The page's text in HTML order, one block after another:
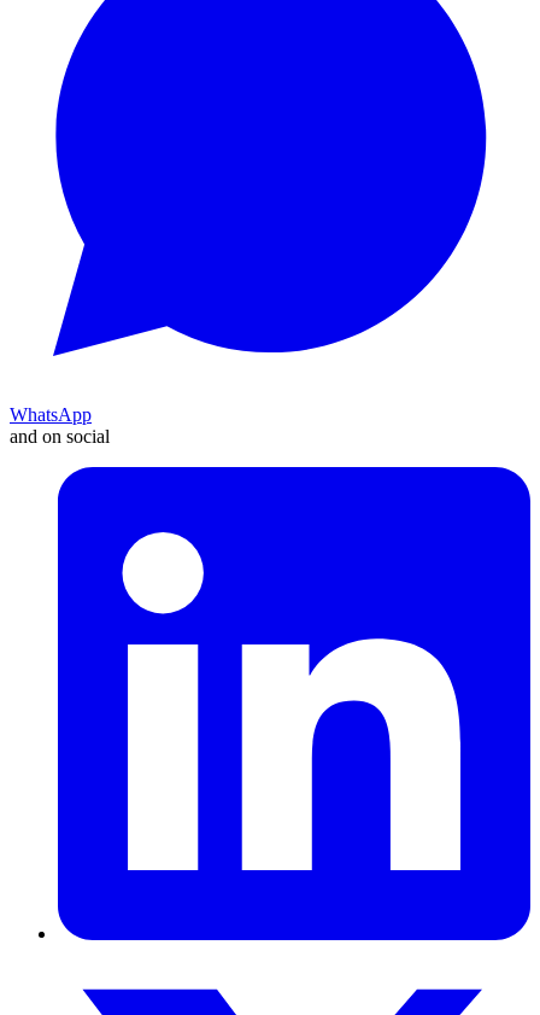
WhatsApp
and on social